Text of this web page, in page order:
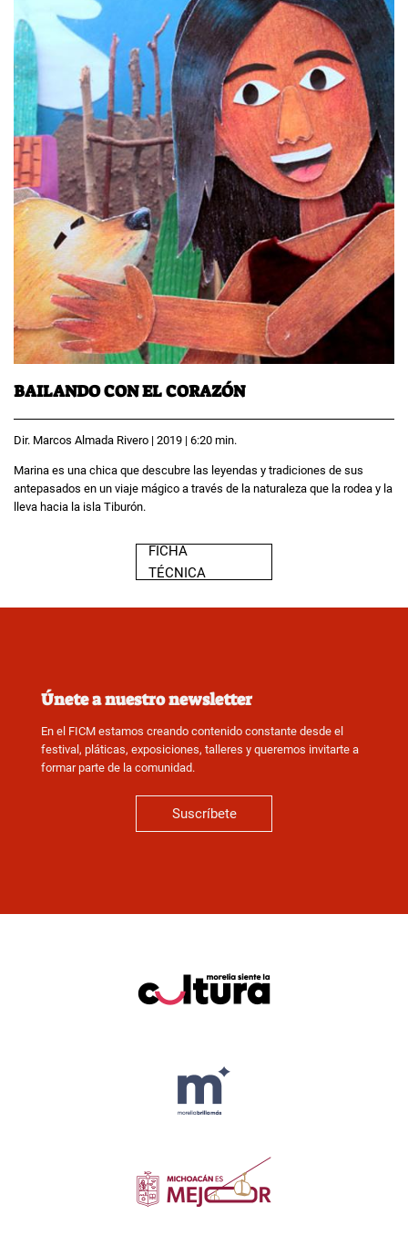
BAILANDO CON EL CORAZÓN
Dir. Marcos Almada Rivero | 2019 | 6:20 min.
Marina es una chica que descubre las leyendas y tradiciones de sus
antepasados en un viaje mágico a través de la naturaleza que la rodea y la
lleva hacia la isla Tiburón.
FICHA
TÉCNICA
Únete a nuestro newsletter
En el FICM estamos creando contenido constante desde el
festival, pláticas, exposiciones, talleres y queremos invitarte a
formar parte de la comunidad.
Suscríbete